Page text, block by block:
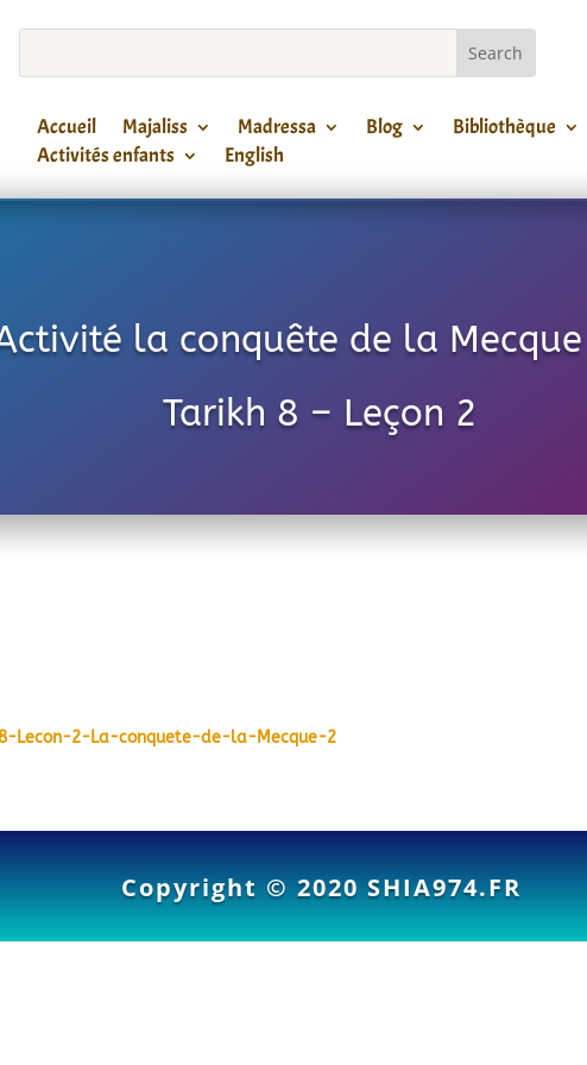
Accueil Majaliss Madressa Blog
Bibliothèque
Activités enfants
English
la conquête de la
Tarikh 8 – Leçon 2
Lecon-2-La-conquete-de-la-Mecque-2
Copyright © 2020SHIA974.FR